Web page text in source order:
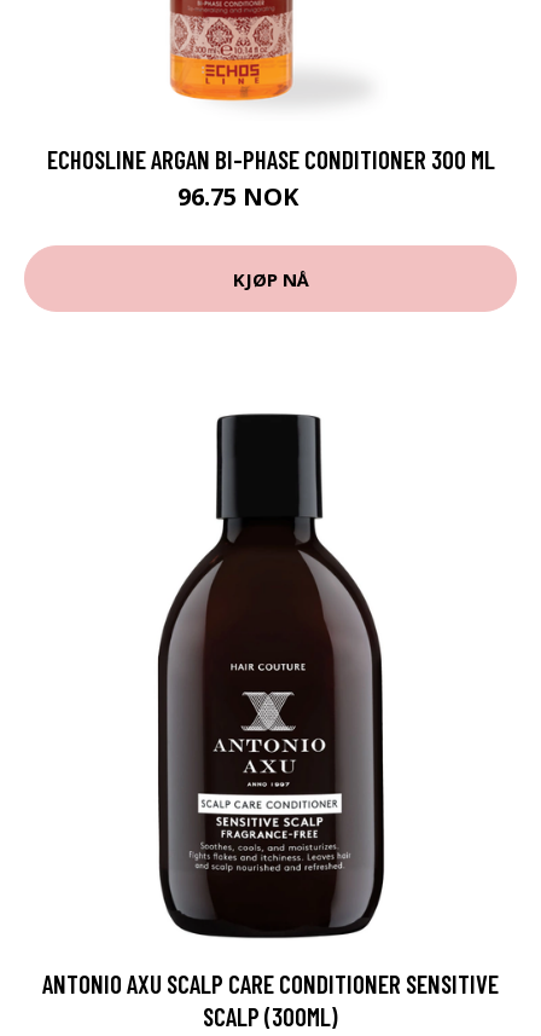
ECHOSLINE ARGAN BI-PHASE CONDITIONER 300 ML
96.75 NOK
KJØP NÅ
ANTONIO AXU SCALP CARE CONDITIONER SENSITIVE
SCALP (300ML)